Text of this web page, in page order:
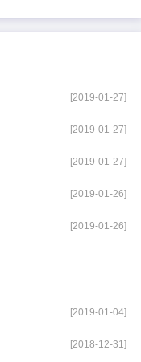
[2019-01-27]
[2019-01-27]
[2019-01-27]
[2019-01-26]
[2019-01-26]
[2019-01-04]
[2018-12-31]